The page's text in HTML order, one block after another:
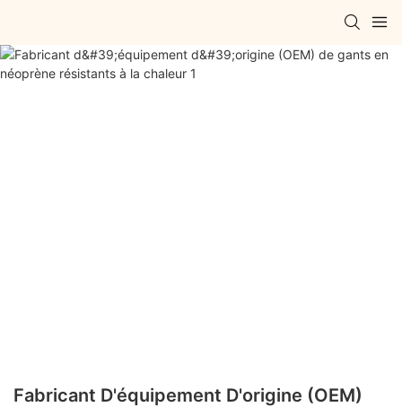
Fabricant D'équipement D'origine (OEM)